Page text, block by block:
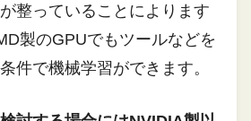
整っていることによります
製のGPUでもツールなどを
件で機械学習ができます。